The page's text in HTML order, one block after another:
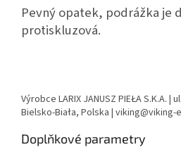
Pevný opatek, podrážka je
protiskluzová.
Výrobce LARIX JANUSZ PIEŁA S.K.A.
Bielsko-Biała, Polska |
Doplňkové parametry